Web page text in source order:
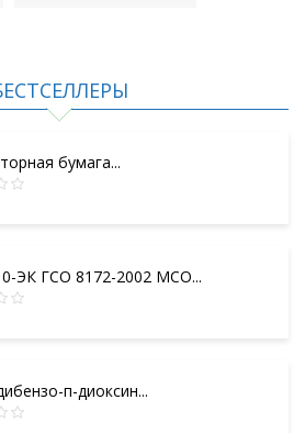
бумага...
ЭК ГСО 8172-2002 МСО...
п-диоксин...